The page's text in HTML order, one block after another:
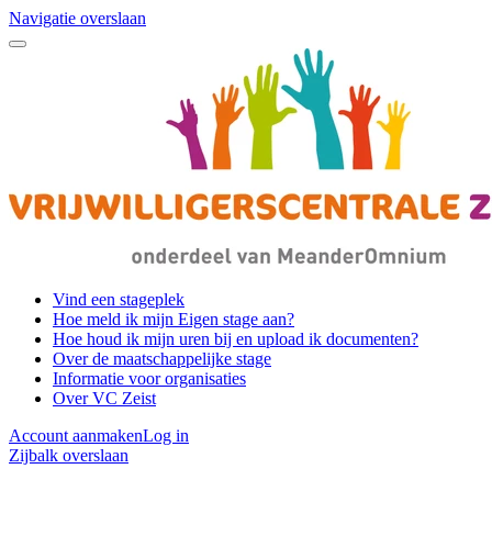
Navigatie overslaan
Vind een stageplek
Hoe meld ik mijn Eigen stage aan?
Hoe houd ik mijn uren bij en upload ik documenten?
Over de maatschappelijke stage
Informatie voor organisaties
Over VC Zeist
Account aanmakenLog in
Zijbalk overslaan